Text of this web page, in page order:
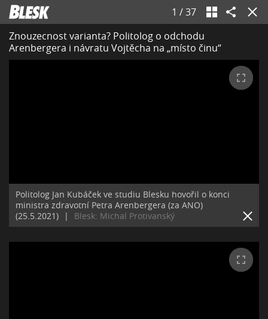
1 /37
Znouzecnost varianta? Politolog o odchodu
Arenbergera i návratu Vojtěcha na „místo činu“
Politolog Jan Kubáček ve studiu Blesku hovořil o konci
ministra zdravotní Petra Arenbergera (za ANO)
(25.5.2021)
| Blesk: Michal Protivanský